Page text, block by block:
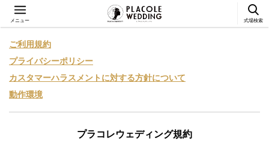
メニュー 式場検索
ご利用規約
プライバシーポリシー
カスタマーハラスメントに対する方針について
動作環境
プラコレウェディング規約